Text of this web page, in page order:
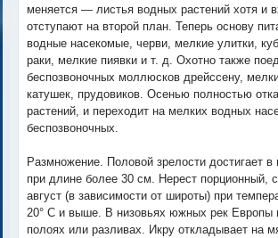
меняется — листья водных растений хотя и
отступают на второй план. Теперь основу
водные насекомые, черви, мелкие улитки,
раки, мелкие пиявки и т. д. Охотно также
беспозвоночных моллюсков дрейссену,
катушек, прудовиков. Осенью полностью
растений, и переходит на мелких водных
беспозвоночных.
Размножение. Половой зрелости достигает в
при длине более 30 см. Нерест порционный,
август (в зависимости от широты) при
20° С и выше. В низовьях южных рек Европы
полоях или разливах. Икру откладывает на